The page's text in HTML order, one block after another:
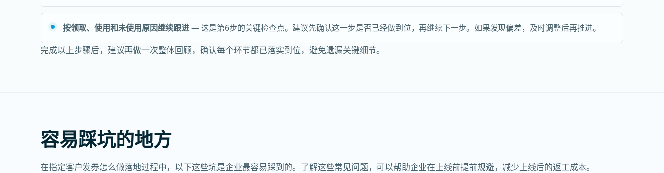
按领取、使用和未使用原因继续跟进— 这是第6步的关键检查点。建议先确认这一步是否已经做到位，再继续下一步。如果发现偏差，及时调整后再推进。
完成以上步骤后，建议再做一次整体回顾，确认每个环节都已落实到位，避免遗漏关键细节。
容易踩坑的地方
在指定客户发券怎么做落地过程中，以下这些坑是企业最容易踩到的。了解这些常见问题，可以帮助企业在上线前提前规避，减少上线后的返工成本。